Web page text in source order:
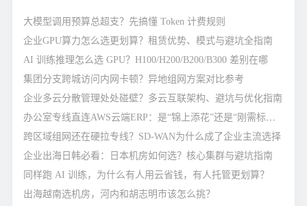
大模型调用预算总超支？先搞懂 Token 计费规则
企业GPU算力怎么选更划算？租赁优势、模式与避坑全指南
AI 训练推理怎么选 GPU？H100/H200/B200/B300 差别在哪
集团分支跨城访问内网卡顿？异地组网方案对比参考
企业多云分散管理处处碰壁？多云互联架构、避坑与优化指南
跨区域组网还在硬拉专线？SD-WAN为什么成了企业主流选择
企业出海日韩必看：日本机房如何选？核心集群与避坑指南
同样跑 AI 训练，为什么有人用云省钱，有人托管更划算？
出海越南选机房，河内和胡志明市该怎么挑？